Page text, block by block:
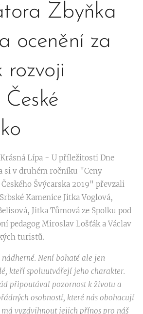
Zbyňka
ocenění za
rozvoji
Krásná Lípa - U příležitosti Dne
si v druhém ročníku "Ceny
Švýcarska 2019" převzali
Kamenice Jitka Voglová,
Jitka Tůmová ze Spolku pod
pedagog Miroslav Lošťák a Václav
turistů.
nádherné. Není bohaté ale jen
kteří spoluutvářejí jeho charakter.
připoutával pozornost k životu a
osobností, které nás obohacují
vyzdvihnout jejich přínos pro náš